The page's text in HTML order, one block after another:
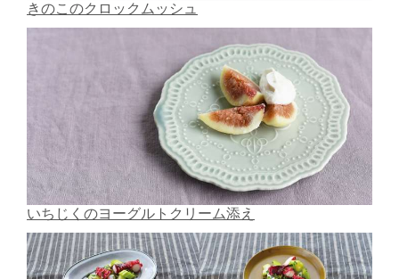
きのこのクロックムッシュ
いちじくのヨーグルトクリーム添え